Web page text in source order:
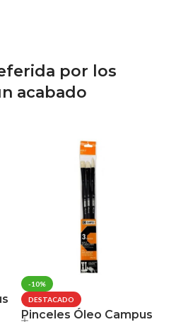
por los
acabado
-10%
DESTACADO
Pinceles Óleo Campus